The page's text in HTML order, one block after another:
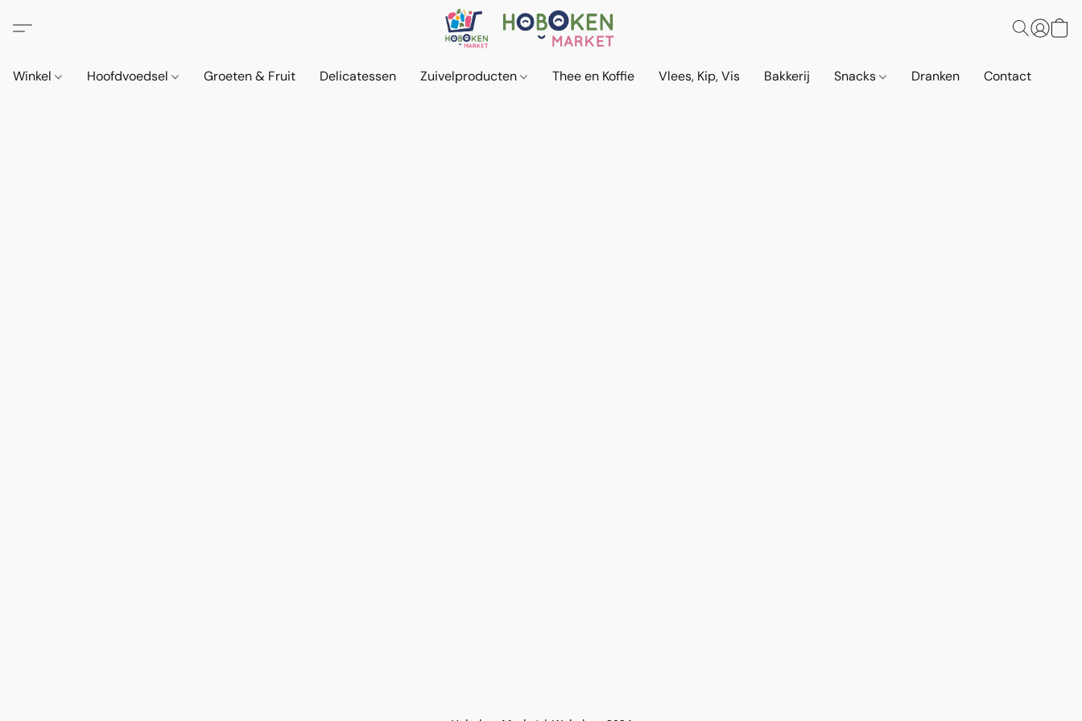
Winkel Hoofdvoedsel Groeten & Fruit Delicatessen Zuivelproducten Thee en Koffie Vlees, Kip, Vis Bakkerij Snacks Dranken Contact